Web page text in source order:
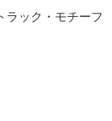
ラック・モチーフ